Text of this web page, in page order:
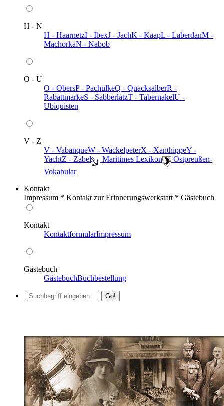
H - N
H - HaarnetzI - IbexJ - JachK - KaapL - LaberdanM -
MachorkaN - Nabob
O - U
O - ObersP - PachulkeQ - QuacksalberR -
RabattmarkeS - SabberlatzT - TabernakelU -
Ubiquisten
V - Z
V - VabanqueW - WackelpeterX - XanthippeY -
YachtZ - Zabel ️ Maritimes Lexikon
️ Ostpreußen-
Vokabular
Kontakt
Impressum * Kontakt zur Erinnerungswerkstatt * Gästebuch
Kontakt
KontaktformularImpressum
Gästebuch
GästebuchBuchbestellung